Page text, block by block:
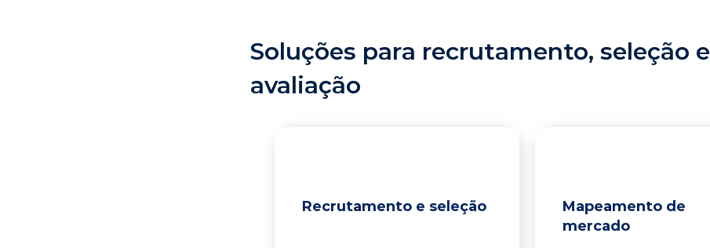
Soluções para recrutamento, seleção e
avaliação
Recrutamento e seleção
Mapeamento de
mercado